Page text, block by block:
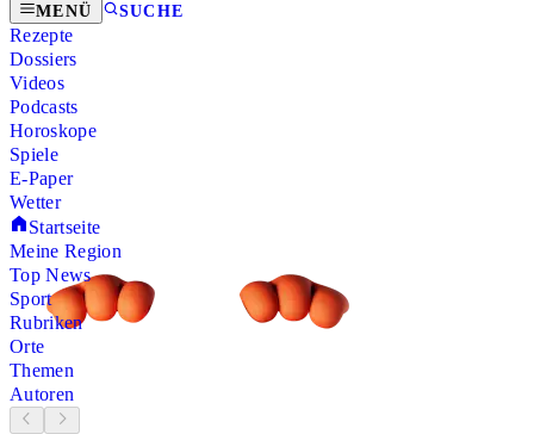
MENÜ SUCHE
Rezepte
Dossiers
Videos
Podcasts
Horoskope
Spiele
E-Paper
Wetter
Startseite
Meine Region
Top News
Sport
Rubriken
Orte
Themen
Autoren